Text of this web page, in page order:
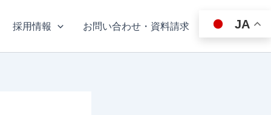
採用情報 お問い合わせ・資料請求 JA